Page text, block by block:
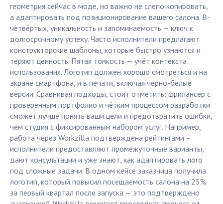
геометрия сейчас в моде, но важно не слепо копировать,
а адаптировать под позиционирование вашего салона. В-
четвёртых, уникальность и запоминаемость — ключ к
долгосрочному успеху. Часто исполнители предлагают
конструкторские шаблоны, которые быстро узнаются и
теряют ценность. Пятая тонкость — учёт контекста
использования. Логотип должен хорошо смотреться и на
экране смартфона, и в печати, включая черно-белые
версии. Сравнивая подходы, стоит отметить: фрилансер с
проверенным портфолио и чётким процессом разработки
сможет лучше понять ваши цели и предотвратить ошибки,
чем студия с фиксированным набором услуг. Например,
работа через Workzilla подтверждена рейтингами –
исполнители предоставляют промежуточные варианты,
дают консультации и уже знают, как адаптировать лого
под сложные задачи. В одном кейсе заказчица получила
логотип, который повысил посещаемость салона на 25%
за первый квартал после запуска — это подтверждено